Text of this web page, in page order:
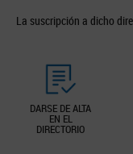
La suscripción a dicho
DARSE DE ALTA
EN EL
DIRECTORIO